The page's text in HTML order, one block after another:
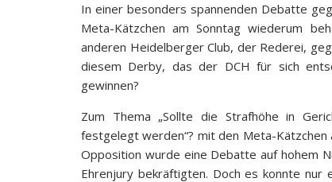
In einer besonders spannenden Debatte
Meta-Kätzchen am Sonntag wiederum
anderen Heidelberger Club, der Rederei,
diesem Derby, das der DCH für sich
gewinnen?
Zum Thema „Sollte die Strafhöhe in
festgelegt werden“? mit den Meta-
Opposition wurde eine Debatte auf hohem
Ehrenjury bekräftigten. Doch es konnte